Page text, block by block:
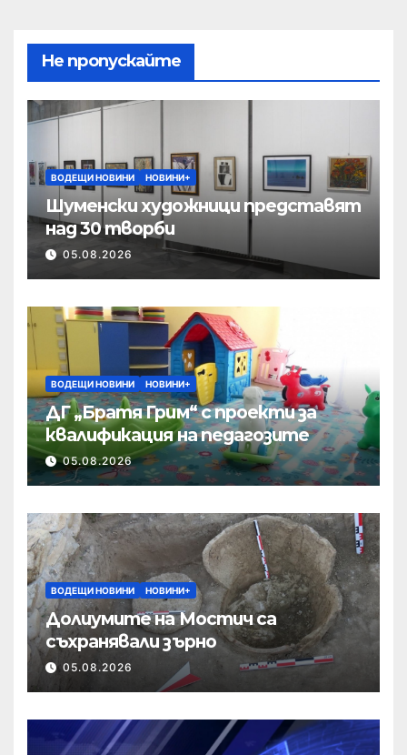
Не пропускайте
ВОДЕЩИ НОВИНИ НОВИНИ+
Шуменски художници представят
над 30 творби
05.08.2026
ВОДЕЩИ НОВИНИ НОВИНИ+
ДГ „Братя Грим“ с проекти за
квалификация на педагозите
05.08.2026
ВОДЕЩИ НОВИНИ НОВИНИ+
Долиумите на Мостич са
съхранявали зърно
05.08.2026